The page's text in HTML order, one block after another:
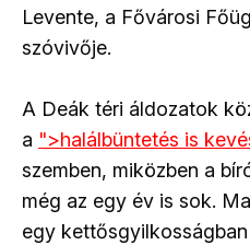
Levente, a Fővárosi
szóvivője.
A Deák téri áldozatok
a ">halálbüntetés is
szemben, miközben a
még az egy év is sok.
egy